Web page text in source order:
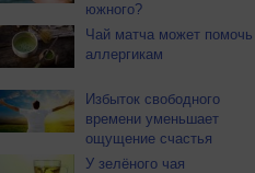
южного?
Чай матча может помочь
аллергикам
Избыток свободного
времени уменьшает
ощущение счастья
У зелёного чая